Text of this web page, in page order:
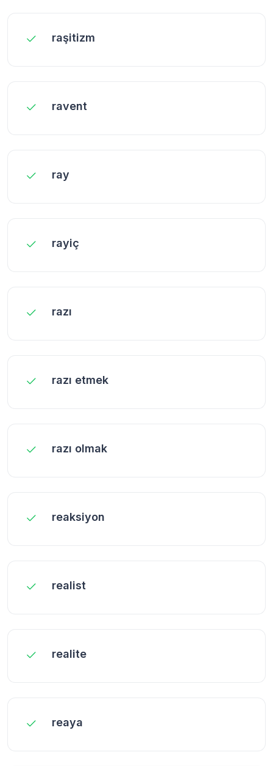
raşitizm
ravent
ray
rayiç
razı
razı etmek
razı olmak
reaksiyon
realist
realite
reaya